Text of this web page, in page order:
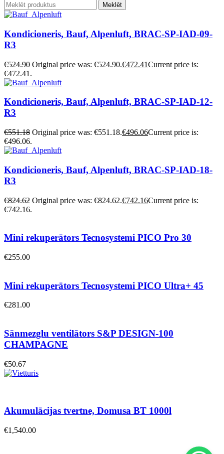
Meklēt
Kondicioneris, Bauf, Alpenluft, BRAC-SP-IAD-09-
R3
€524.90 Original price was: €524.90.€472.41Current price is:
€472.41.
Kondicioneris, Bauf, Alpenluft, BRAC-SP-IAD-12-
R3
€551.18 Original price was: €551.18.€496.06Current price is:
€496.06.
Kondicioneris, Bauf, Alpenluft, BRAC-SP-IAD-18-
R3
€824.62 Original price was: €824.62.€742.16Current price is:
€742.16.
Mini rekuperātors Tecnosystemi PICO Pro 30
€255.00
Mini rekuperātors Tecnosystemi PICO Ultra+ 45
€281.00
Sānmezglu ventilātors S&P DESIGN-100
CHAMPAGNE
€50.67
Akumulācijas tvertne, Domusa BT 1000l
€1,540.00